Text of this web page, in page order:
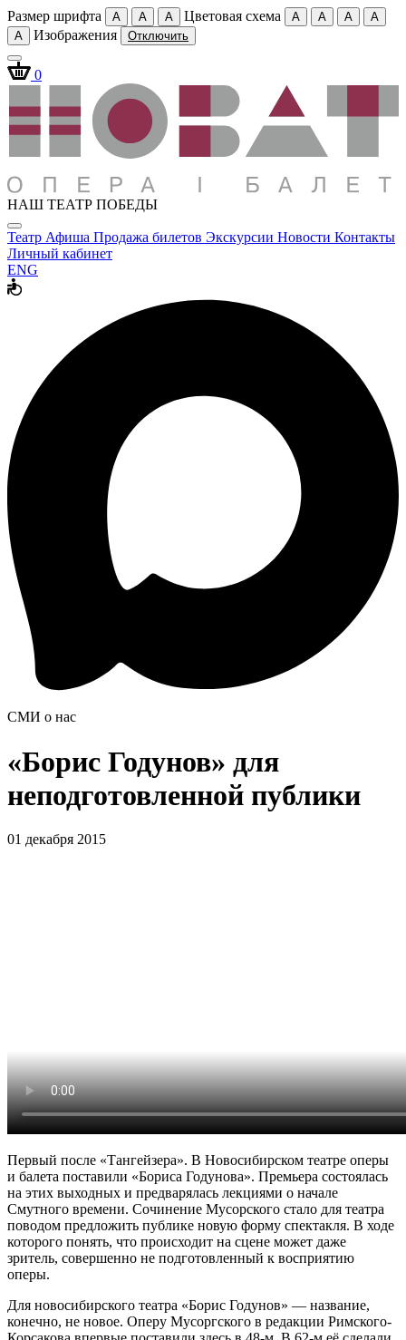
Размер шрифта A A A Цветовая схема A A A
A
A
Изображения Отключить
0
НАШ ТЕАТР ПОБЕДЫ
Театр Афиша Продажа билетов Экскурсии Новости Контакты
Личный кабинет
ENG
СМИ о нас
«Борис Годунов» для
неподготовленной публики
01 декабря 2015
Первый после «Тангейзера». В Новосибирском театре оперы
и балета поставили «Бориса Годунова». Премьера состоялась
на этих выходных и предварялась лекциями о начале
Смутного времени. Сочинение Мусорского стало для театра
поводом предложить публике новую форму спектакля. В ходе
которого понять, что происходит на сцене может даже
зритель, совершенно не подготовленный к восприятию
оперы.
Для новосибирского театра «Борис Годунов» — название,
конечно, не новое. Оперу Мусоргского в редакции Римского-